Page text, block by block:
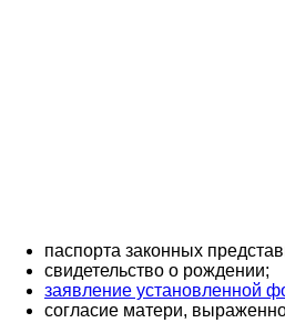
паспорта законных
свидетельство о рождении;
заявление установленной
согласие матери,